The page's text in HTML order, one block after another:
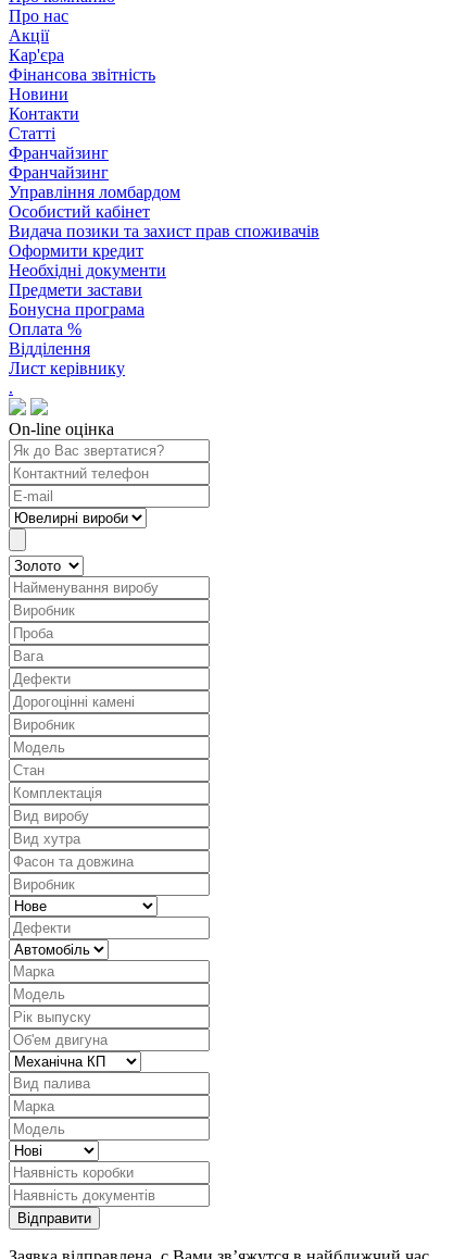
Про нас
Акції
Кар'єра
Фінансова звітність
Новини
Контакти
Статті
Франчайзинг
Франчайзинг
Управління ломбардом
Особистий кабінет
Видача позики та захист прав споживачів
Оформити кредит
Необхідні документи
Предмети застави
Бонусна програма
Оплата %
Відділення
Лист керівнику
.
On-line оцінка